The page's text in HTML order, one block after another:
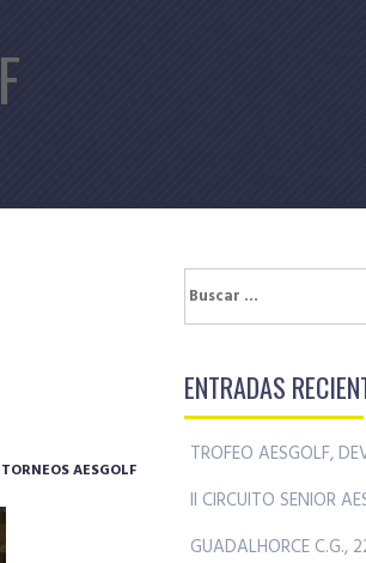
TORNEOS AESGOLF
Buscar:
ENTRADAS
TROFEO AESGOLF,
II CIRCUITO SENIOR
GUADALHORCE C.G.,